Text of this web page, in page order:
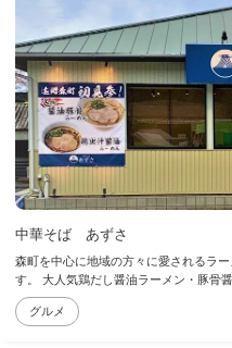
中華そば あずさ
森町を中心に地域の方々に愛されるラ
す。 大人気鶏だし醤油ラーメン・豚骨
グルメ